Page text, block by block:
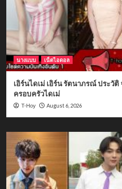
นางแบบ เน็ตไอดอล
เอิร์นไดเม่ เอิร์น รัตนาภรณ์ ประวัติ
ครอบครัวไดเม่
T-Hoy August 6, 2026